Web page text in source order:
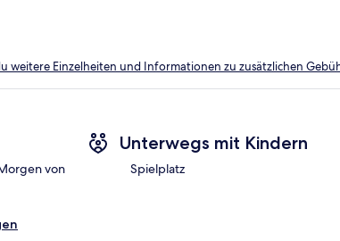
weitere Einzelheiten und Informationen zu zusätzlichen
von
Unterwegs mit Kindern
Spielplatz